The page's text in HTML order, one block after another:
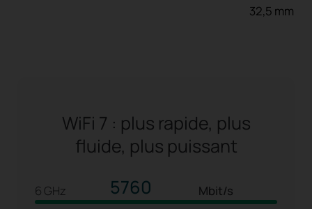
32,5 mm
WiFi 7 : plus rapide, plus
fluide, plus puissant
6 GHz 5760 Mbit/s